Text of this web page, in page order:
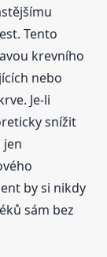
Tento
krevního
nebo
Je-li
snížit
jen
by si nikdy
sám bez